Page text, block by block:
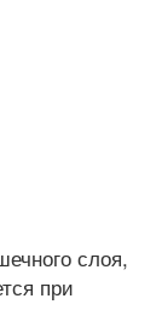
слоя,
при